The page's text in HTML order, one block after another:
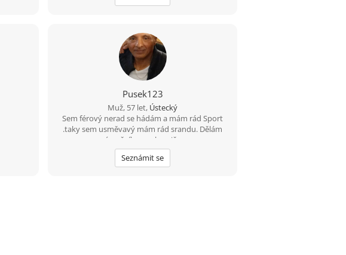
Pusek123
Muž, 57 let, Ústecký
Sem férový nerad se hádám a mám rád Sport
.taky sem usměvavý mám rád srandu. Dělám
zámečníka na chemičce
Seznámit se